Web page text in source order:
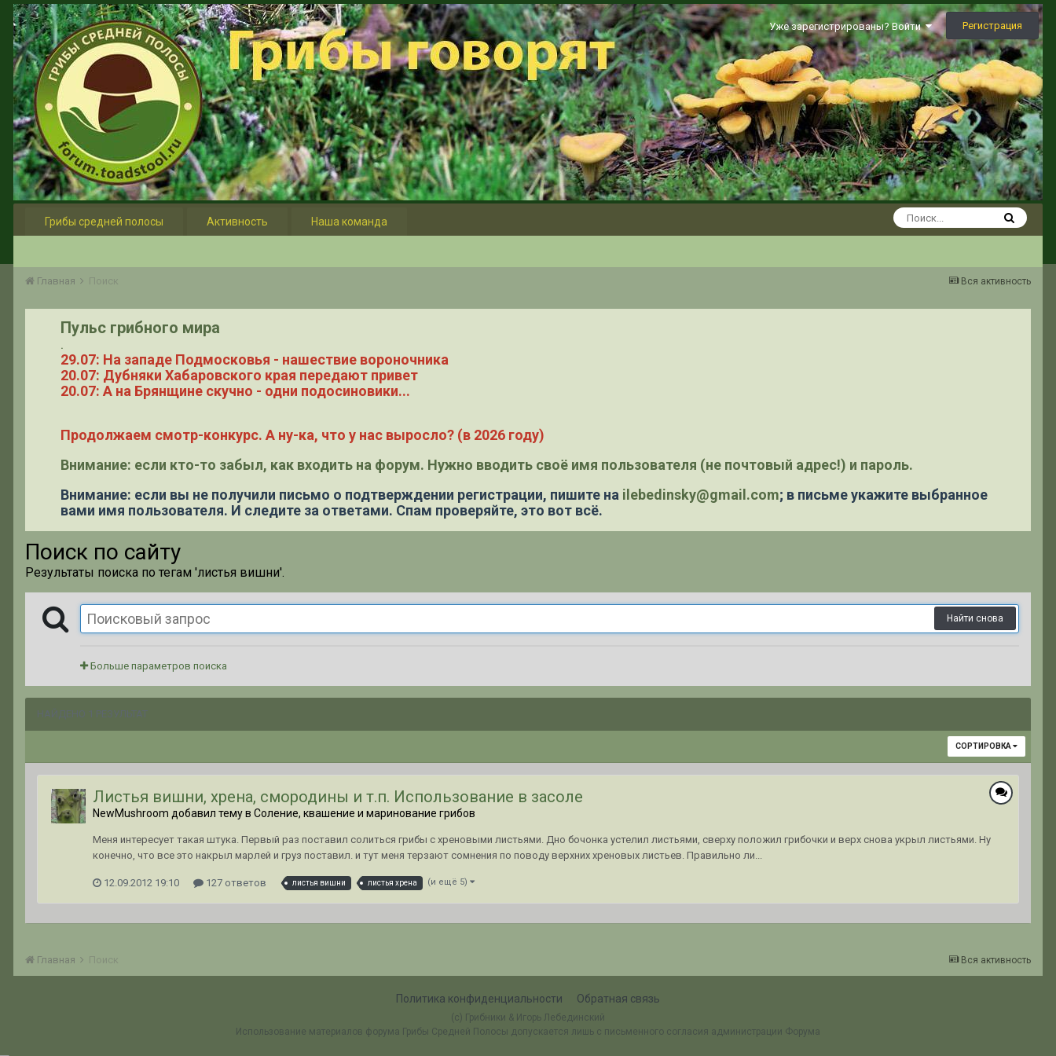
Уже зарегистрированы? Войти Регистрация
Грибы средней полосы Активность Наша команда
Вся активность
Главная Поиск
Пульс грибного мира
.
29.07: На западе Подмосковья - нашествие вороночника
20.07: Дубняки Хабаровского края передают привет
20.07: А на Брянщине скучно - одни подосиновики...
Продолжаем смотр-конкурс. А ну-ка, что у нас выросло? (в 2026 году)
Внимание: если кто-то забыл, как входить на форум. Нужно вводить своё имя пользователя (не почтовый адрес!) и пароль.
Внимание: если вы не получили письмо о подтверждении регистрации, пишите на ilebedinsky@gmail.com; в письме укажите выбранное
вами имя пользователя. И следите за ответами. Спам проверяйте, это вот всё.
Поиск по сайту
Результаты поиска по тегам 'листья вишни'.
Найти снова
Больше параметров поиска
НАЙДЕНО 1 РЕЗУЛЬТАТ
СОРТИРОВКА
Листья вишни, хрена, смородины и т.п. Использование в засоле
NewMushroom добавил тему в Соление, квашение и маринование грибов
Меня интересует такая штука. Первый раз поставил солиться грибы с хреновыми листьями. Дно бочонка устелил листьями, сверху положил грибочки и верх снова укрыл листьями. Ну
конечно, что все это накрыл марлей и груз поставил. и тут меня терзают сомнения по поводу верхних хреновых листьев. Правильно ли...
12.09.2012 19:10 127 ответов листья вишни листья хрена (и ещё 5)
Вся активность
Главная Поиск
Политика конфиденциальности Обратная связь
(c) Грибники & Игорь Лебединский
Использование материалов форума Грибы Средней Полосы допускается лишь с письменного согласия администрации Форума